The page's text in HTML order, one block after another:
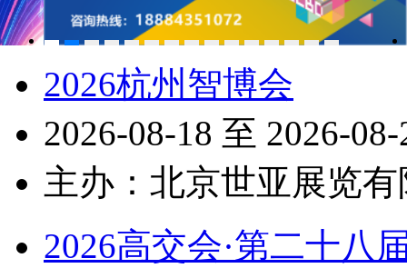
2026杭州智博会
2026-08-18 至 2026-
主办：北京世亚展览
2026高交会·第二十八